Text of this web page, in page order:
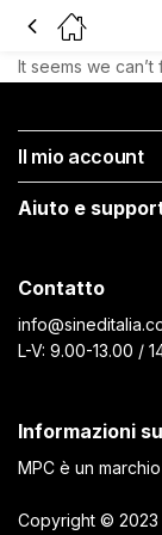
It seems we
Il mio account
Aiuto e
Contatto
L-V: 9.00-13.00 /
Informazioni su
MPC è un
Copyright © 2023